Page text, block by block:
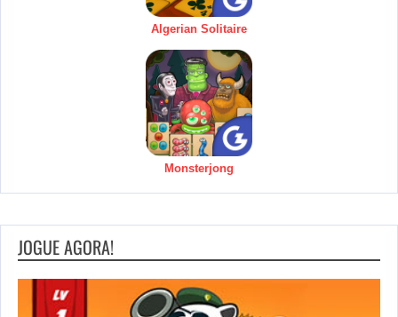
Algerian Solitaire
Monsterjong
JOGUE AGORA!